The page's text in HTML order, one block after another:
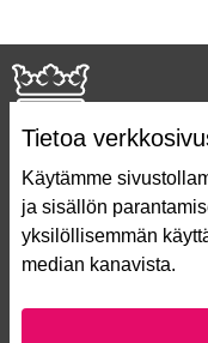
Tietoa
Käytämme
ja sisällön
yksilöllisemmän
median kanavista.
Näin äänestät
Asukasbudjetin
Usein kysytyt